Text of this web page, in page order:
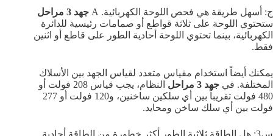
ج: أسهل طريقة هي فحص اللوحة الكهربائية. A
جهد 3 مراحل
ستحتوي اللوحة على ثلاثة قواطع أو صمامات رئيسية للدائرة
الكهربائية، بينما تحتوي اللوحة أحادية الطور على قاطع أو اثنين
فقط.
يمكنك أيضاً استخدام مقياس متعدد لقياس الجهد بين الأسلاك
المختلفة. في جهد 3 مراحل
النظام، يجب قياس 208 فولت أو
480 فولت تقريباً بين أي سلكين ساخنين، و120 فولت أو 277
فولت بين أي سلك ساخن ومحايد.